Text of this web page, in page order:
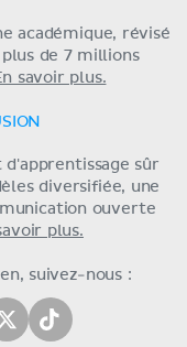
académique, révisé
de 7 millions
savoir plus.
sûr
diversifiée, une
ouverte
plus.
suivez-nous :